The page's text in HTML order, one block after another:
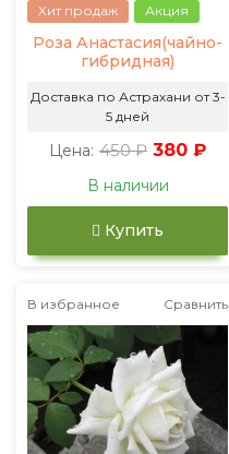
Хит продаж Акция
Роза Анастасия(чайно-
гибридная)
Доставка по Астрахани от 3-
5 дней
Цена: 450 ₽ 380 ₽
В наличии
Купить
В избранное Сравнить